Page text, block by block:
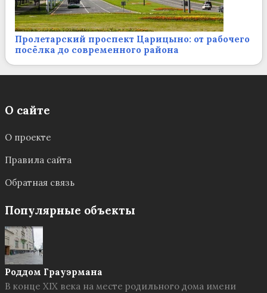
Пролетарский проспект Царицыно: от рабочего
посёлка до современного района
О сайте
О проекте
Правила сайта
Обратная связь
Популярные объекты
Роддом Грауэрмана
В конце XIX века на месте родильного дома имени